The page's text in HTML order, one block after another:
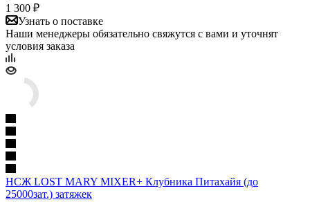
1 300 ₽
Узнать о поставке
Наши менеджеры обязательно свяжутся с вами и уточнят
условия заказа
НСЖ LOST MARY MIXER+ Клубника Питахайя (до
25000зат.) затяжек